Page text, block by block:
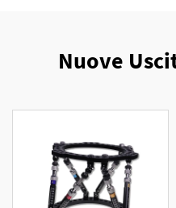
Nuove